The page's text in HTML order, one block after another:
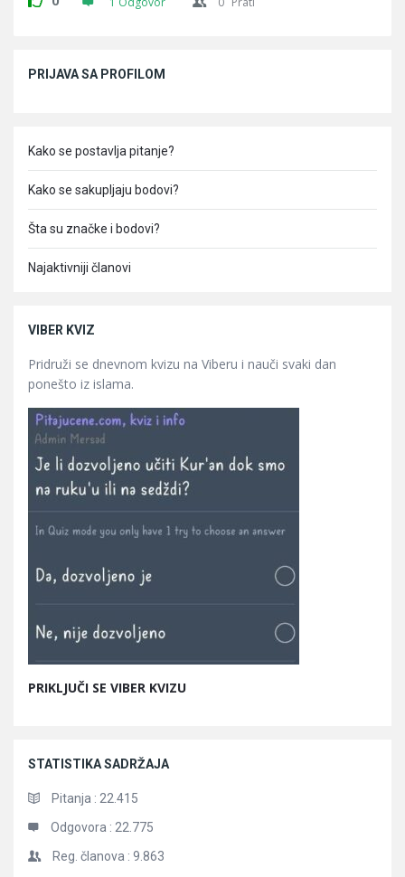
PRIJAVA SA PROFILOM
Kako se postavlja pitanje?
Kako se sakupljaju bodovi?
Šta su značke i bodovi?
Najaktivniji članovi
VIBER KVIZ
Pridruži se dnevnom kvizu na Viberu i nauči svaki dan
ponešto iz islama.
PRIKLJUČI SE VIBER KVIZU
STATISTIKA SADRŽAJA
Pitanja : 22.415
Odgovora : 22.775
Reg. članova : 9.863